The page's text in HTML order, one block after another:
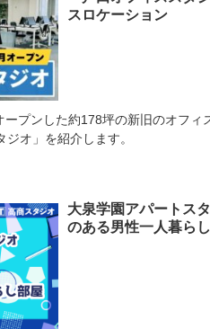
スロケーション
プンした約178坪の新旧のオフ
オ」を紹介します。
大泉学園アパートス
のある男性一人暮ら